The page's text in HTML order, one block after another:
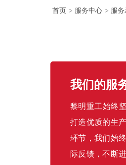
首页 > 服务中心 > 服
我们的服
黎明重工始终
打造优质的生
环节，我们始
际反馈，不断